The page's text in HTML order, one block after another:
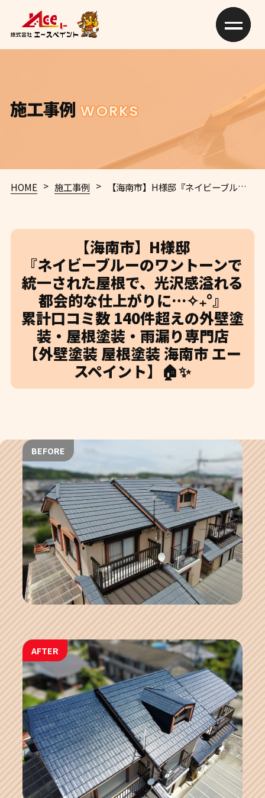
施工事例 WORKS
HOME > 施工事例 > 【海南市】H様邸 『ネイビーブルーのワントーンで統一された屋根で、光沢感溢れる都会的な仕上がりに…✧₊°』
【海南市】H様邸
『ネイビーブルーのワントーンで
統一された屋根で、光沢感溢れる
都会的な仕上がりに…✧₊°』
累計口コミ数 140件超えの外壁塗
装・屋根塗装・雨漏り専門店
【外壁塗装 屋根塗装 海南市 エー
スペイント】🏠✨
BEFORE
AFTER